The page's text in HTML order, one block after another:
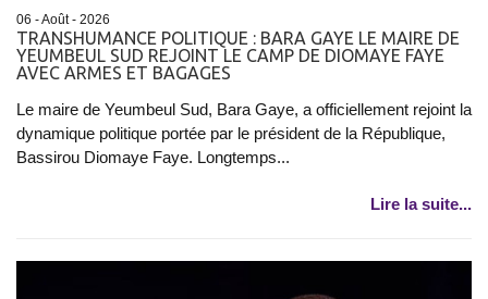
06 - Août - 2026
TRANSHUMANCE POLITIQUE : BARA GAYE LE MAIRE DE
YEUMBEUL SUD REJOINT LE CAMP DE DIOMAYE FAYE
AVEC ARMES ET BAGAGES
Le maire de Yeumbeul Sud, Bara Gaye, a officiellement rejoint la
dynamique politique portée par le président de la République,
Bassirou Diomaye Faye. Longtemps...
Lire la suite...